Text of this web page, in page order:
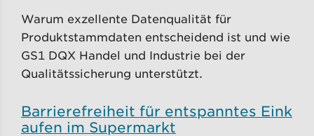
Warum exzellente Datenqualität für
Produktstammdaten entscheidend ist und wie
GS1 DQX Handel und Industrie bei der
Qualitätssicherung unterstützt.
Barrierefreiheit für entspanntes Eink
aufen im Supermarkt